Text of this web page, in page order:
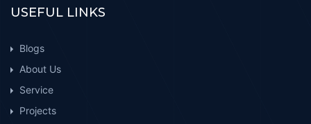
USEFUL LINKS
Blogs
About Us
Service
Projects